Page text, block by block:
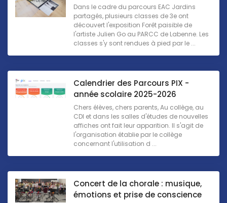
Dans le cadre du parcours EAC Jardins
partagés, plusieurs classes de 3e ont
découvert l'exposition Forêt paisible de
l'artiste Julien Go au PARCC de Labenne. Les
classes s'y sont rendues à pied par le ...
Calendrier des Parcours PIX -
année scolaire 2025-2026
Chers élèves, chers parents, Au collège, au
CDI et dans les salles d'études de nouvelles
affiches ont fait leur apparition. Il s'agit de
l'organisation établie par le collège
concernant l'utilisation d ...
Concert de la chorale : musique,
émotions et prise de conscience